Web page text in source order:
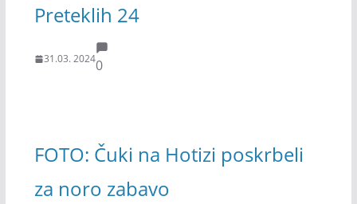
Preteklih 24
31.03. 20240
FOTO: Čuki na Hotizi poskrbeli
za noro zabavo